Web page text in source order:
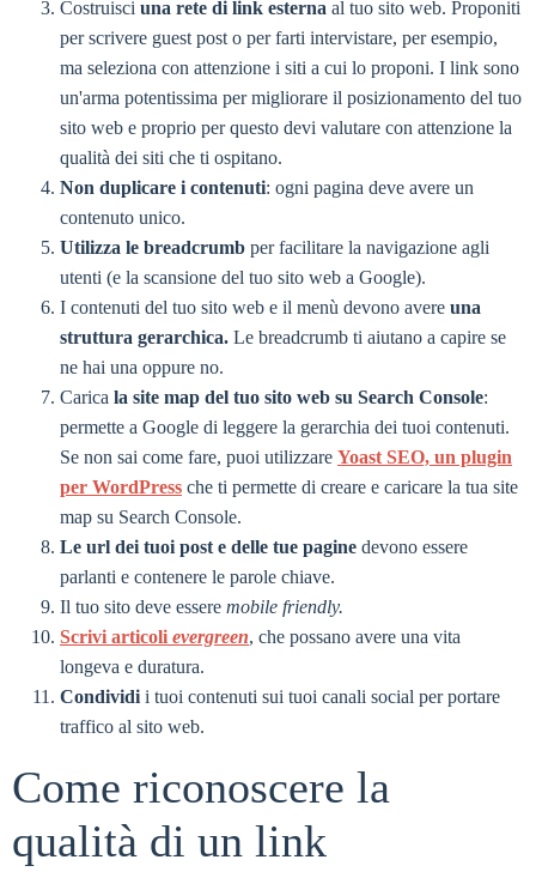
Costruisci una rete di link esterna al tuo sito web. Proponiti
per scrivere guest post o per farti intervistare, per esempio,
ma seleziona con attenzione i siti a cui lo proponi. I link sono
un'arma potentissima per migliorare il posizionamento del tuo
sito web e proprio per questo devi valutare con attenzione la
qualità dei siti che ti ospitano.
Non duplicare i contenuti: ogni pagina deve avere un
contenuto unico.
Utilizza le breadcrumb per facilitare la navigazione agli
utenti (e la scansione del tuo sito web a Google).
I contenuti del tuo sito web e il menù devono avere una
struttura gerarchica. Le breadcrumb ti aiutano a capire se
ne hai una oppure no.
Carica la site map del tuo sito web su Search Console:
permette a Google di leggere la gerarchia dei tuoi contenuti.
Se non sai come fare, puoi utilizzare Yoast SEO, un plugin
per WordPress che ti permette di creare e caricare la tua site
map su Search Console.
Le url dei tuoi post e delle tue pagine devono essere
parlanti e contenere le parole chiave.
Il tuo sito deve essere mobile friendly.
Scrivi articoli evergreen, che possano avere una vita
longeva e duratura.
Condividi i tuoi contenuti sui tuoi canali social per portare
traffico al sito web.
Come riconoscere la
qualità di un link